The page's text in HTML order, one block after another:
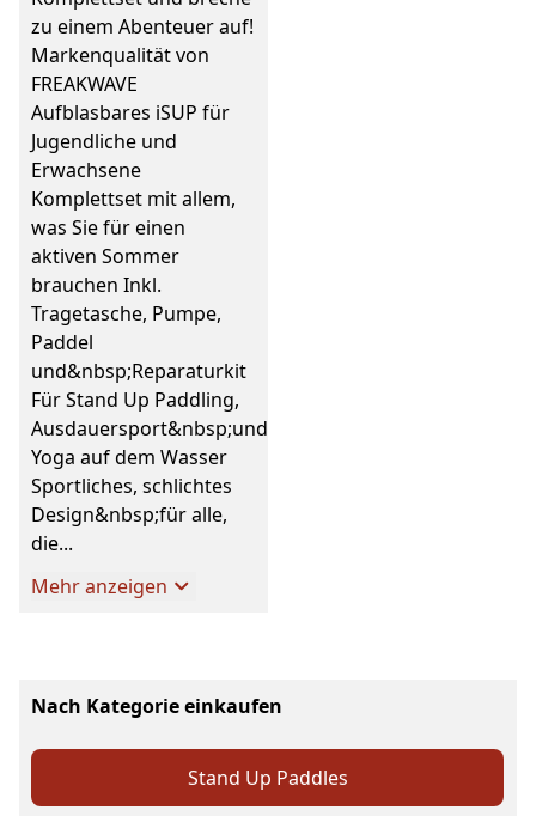
zu einem Abenteuer auf!
Markenqualität von
FREAKWAVE
Aufblasbares iSUP für
Jugendliche und
Erwachsene
Komplettset mit allem,
was Sie für einen
aktiven Sommer
brauchen Inkl.
Tragetasche, Pumpe,
Paddel
und&nbsp;Reparaturkit
Für Stand Up Paddling,
Ausdauersport&nbsp;und
Yoga auf dem Wasser
Sportliches, schlichtes
Design&nbsp;für alle,
die...
Mehr anzeigen
Nach Kategorie einkaufen
Stand Up Paddles